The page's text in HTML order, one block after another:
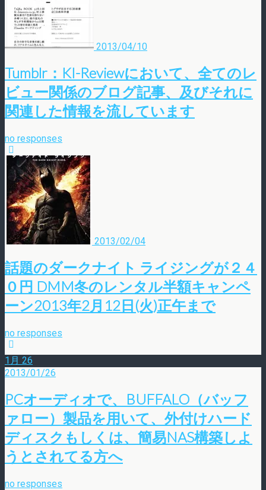
2013/04/10
Tumblr：KI-Reviewにおいて、全てのレ
ビュー関係のブログ記事、及びそれに
関連した情報を流しています
no responses
2013/02/04
話題のダークナイト ライジングが２４
０円 DMM冬のレンタル半額キャンペ
ーン2013年2月12日(火)正午まで
no responses
1月 26
2013/01/26
PCオーディオで、BUFFALO（バッフ
ァロー）製品を用いて、外付けハード
ディスクもしくは、簡易NAS構築しよ
うとされてる方へ
no responses